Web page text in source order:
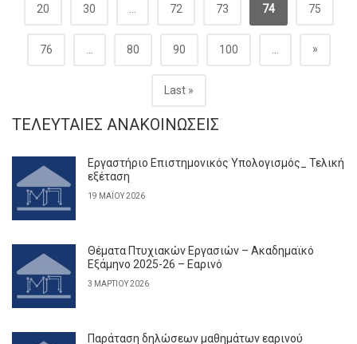
20 30 ... 72 73 74 75
76 ... 80 90 100 ... »
Last »
ΤΕΛΕΥΤΑΊΕΣ ΑΝΑΚΟΙΝΏΣΕΙΣ
Εργαστήριο Επιστημονικός Υπολογισμός_ Τελική
εξέταση
19 ΜΑΪ́ΟΥ 2026
Θέματα Πτυχιακών Εργασιών – Ακαδημαϊκό
Εξάμηνο 2025-26 – Εαρινό
3 ΜΑΡΤΊΟΥ 2026
Παράταση δηλώσεων μαθημάτων εαρινού